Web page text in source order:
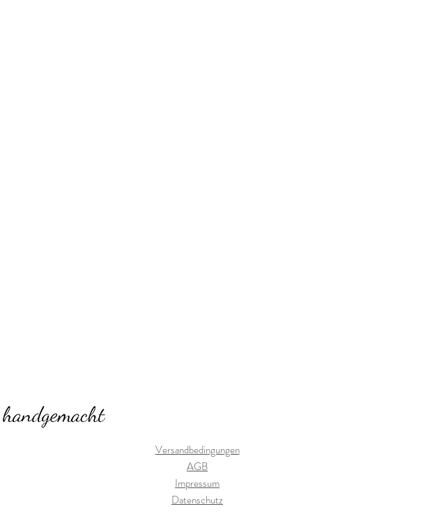
Versandbedingungen
AGB
Impressum
Datenschutz